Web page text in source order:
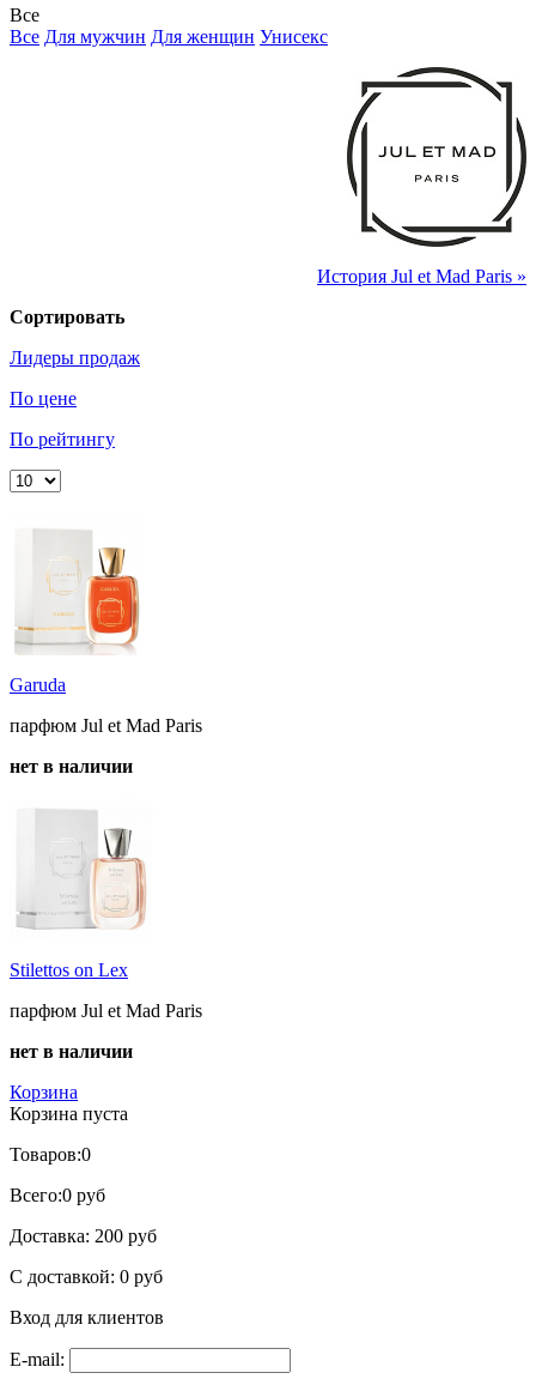
Все
Все Для мужчин Для женщин Унисекс
История Jul et Mad Paris »
Сортировать
Лидеры продаж
По цене
По рейтингу
Garuda
парфюм Jul et Mad Paris
нет в наличии
Stilettos on Lex
парфюм Jul et Mad Paris
нет в наличии
Корзина
Корзина пуста
Товаров:0
Всего:0 руб
Доставка: 200 руб
С доставкой: 0 руб
Вход для клиентов
E-mail: